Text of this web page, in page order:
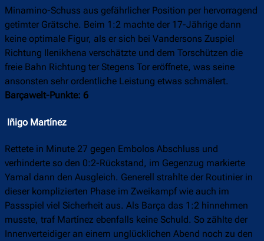
Minamino-Schuss aus gefährlicher Position per hervorragend
getimter Grätsche. Beim 1:2 machte der 17-Jährige dann
keine optimale Figur, als er sich bei Vandersons Zuspiel
Richtung Ilenikhena verschätzte und dem Torschützen die
freie Bahn Richtung ter Stegens Tor eröffnete, was seine
ansonsten sehr ordentliche Leistung etwas schmälert.
Barçawelt-Punkte: 6
Iñigo Martínez
Rettete in Minute 27 gegen Embolos Abschluss und
verhinderte so den 0:2-Rückstand, im Gegenzug markierte
Yamal dann den Ausgleich. Generell strahlte der Routinier in
dieser komplizierten Phase im Zweikampf wie auch im
Passspiel viel Sicherheit aus. Als Barça das 1:2 hinnehmen
musste, traf Martínez ebenfalls keine Schuld. So zählte der
Innenverteidiger an einem unglücklichen Abend noch zu den